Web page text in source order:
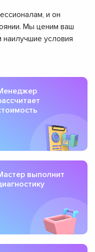
и он
Мы ценим ваш
условия
выполнит